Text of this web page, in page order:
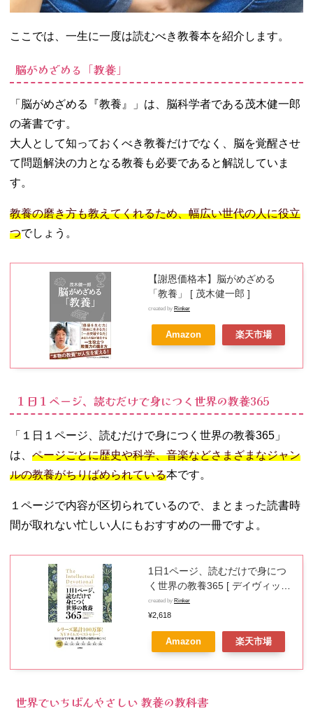
ここでは、一生に一度は読むべき教養本を紹介します。
脳がめざめる「教養」
「脳がめざめる『教養』」は、脳科学者である茂木健一郎
の著書です。
大人として知っておくべき教養だけでなく、脳を覚醒させ
て問題解決の力となる教養も必要であると解説していま
す。
教養の磨き方も教えてくれるため、幅広い世代の人に役立
つでしょう。
【謝恩価格本】脳がめざめる
「教養」 [ 茂木健一郎 ]
created by Rinker
Amazon 楽天市場
１日１ページ、読むだけで身につく世界の教養365
「１日１ページ、読むだけで身につく世界の教養365」
は、 ページごとに歴史や科学、音楽などさまざまなジャン
ルの教養がちりばめられている本です。
１ページで内容が区切られているので、まとまった読書時
間が取れない忙しい人にもおすすめの一冊ですよ。
1日1ページ、読むだけで身につ
く世界の教養365 [ デイヴィッ
ド・S・キダー ]
created by Rinker
¥2,618
Amazon 楽天市場
世界でいちばんやさしい 教養の教科書